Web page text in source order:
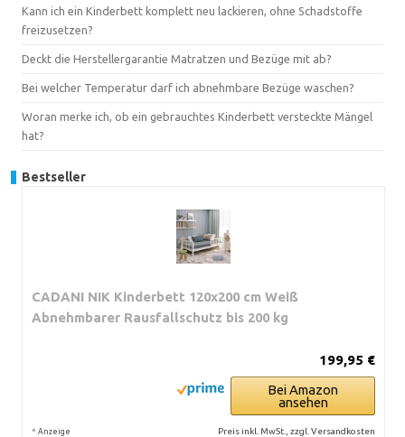
Kann ich ein Kinderbett komplett neu lackieren, ohne Schadstoffe
freizusetzen?
Deckt die Herstellergarantie Matratzen und Bezüge mit ab?
Bei welcher Temperatur darf ich abnehmbare Bezüge waschen?
Woran merke ich, ob ein gebrauchtes Kinderbett versteckte Mängel
hat?
Bestseller
CADANI NIK Kinderbett 120x200 cm Weiß
Abnehmbarer Rausfallschutz bis 200 kg
199,95 €
Bei Amazon
ansehen
* Anzeige Preis inkl. MwSt., zzgl. Versandkosten